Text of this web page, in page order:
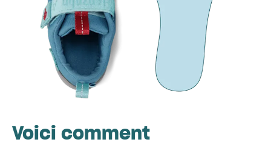
Voici comment